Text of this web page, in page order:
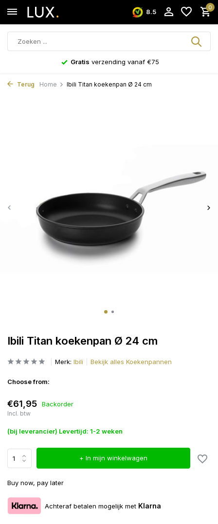
8.5
0
Gratis verzending vanaf €75
Terug Home Ibili Titan koekenpan Ø 24 cm
Ibili Titan koekenpan Ø 24 cm
Merk: Ibili Bekijk alles Koekenpannen
Choose from:
€61,95 Backorder
Incl. btw
(bij leverancier) Levertijd: 1-2 weken
+ In mijn winkelwagen
Buy now, pay later
Achteraf betalen mogelijk met Klarna